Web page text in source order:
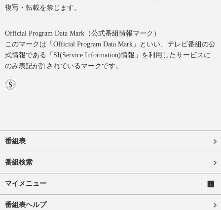
複写・転載を禁じます。
Official Program Data Mark（公式番組情報マーク）
このマークは「Official Program Data Mark」といい、テレビ番組の公
式情報である「SI(Service Information)情報」を利用したサービスに
のみ表記が許されているマークです。
番組表
番組検索
マイメニュー
番組表ヘルプ